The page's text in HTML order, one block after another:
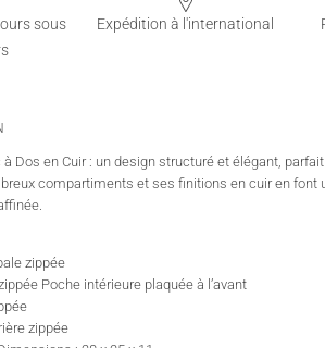
sous
Expédition à l'international
à Dos en Cuir : un design structuré et élégant,
compartiments et ses finitions en cuir en font
zippée
Poche intérieure plaquée à l’avant
zippée